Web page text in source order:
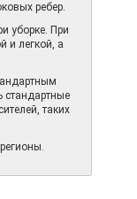
ребер.
уборке. При
и легкой, а
стандартные
таких